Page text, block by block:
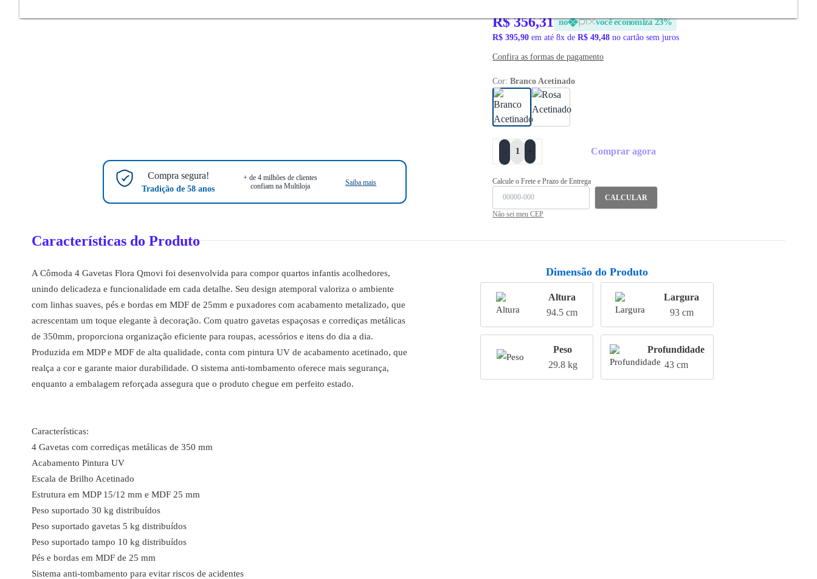
Compra segura!
Tradição de 58 anos
+ de 4 milhões de clientes
confiam na Multiloja
Saiba mais
R$ 356,31 no você economiza 23%
R$ 395,90 em até 8x deR$ 49,48 no cartão sem juros
Confira as formas de pagamento
Cor:Branco Acetinado
Comprar agora
Calcule o Frete e Prazo de Entrega
CALCULAR
Não sei meu CEP
Características do Produto
A Cômoda 4 Gavetas Flora Qmovi foi desenvolvida para compor quartos infantis acolhedores,
unindo delicadeza e funcionalidade em cada detalhe. Seu design atemporal valoriza o ambiente
com linhas suaves, pés e bordas em MDF de 25mm e puxadores com acabamento metalizado, que
acrescentam um toque elegante à decoração. Com quatro gavetas espaçosas e corrediças metálicas
de 350mm, proporciona organização eficiente para roupas, acessórios e itens do dia a dia.
Produzida em MDP e MDF de alta qualidade, conta com pintura UV de acabamento acetinado, que
realça a cor e garante maior durabilidade. O sistema anti-tombamento oferece mais segurança,
enquanto a embalagem reforçada assegura que o produto chegue em perfeito estado.
Características:
4 Gavetas com corrediças metálicas de 350 mm
Acabamento Pintura UV
Escala de Brilho Acetinado
Estrutura em MDP 15/12 mm e MDF 25 mm
Peso suportado 30 kg distribuídos
Peso suportado gavetas 5 kg distribuídos
Peso suportado tampo 10 kg distribuídos
Pés e bordas em MDF de 25 mm
Sistema anti-tombamento para evitar riscos de acidentes
Dimensão do Produto
Altura
94.5 cm
Largura
93 cm
Peso
29.8 kg
Profundidade
43 cm